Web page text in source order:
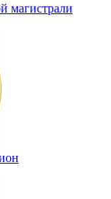
магистрали